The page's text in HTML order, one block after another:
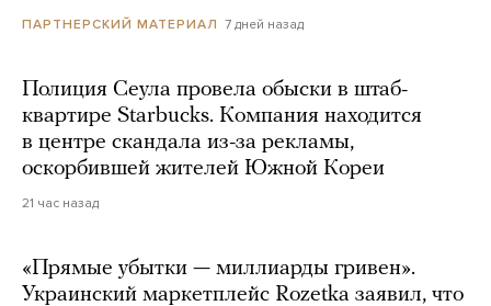
ПАРТНЕРСКИЙ МАТЕРИАЛ 7 дней назад
Полиция Сеула провела обыски в штаб-
квартире Starbucks. Компания находится
в центре скандала из-за рекламы,
оскорбившей жителей Южной Кореи
21 час назад
«Прямые убытки — миллиарды гривен».
Украинский маркетплейс Rozetka заявил, что